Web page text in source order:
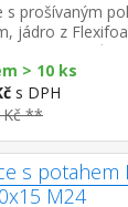
s prošívaným
jádro z
typy roštů
do 40 °C doporu...
> 10 ks
s DPH
Kč **
s potahem
M24